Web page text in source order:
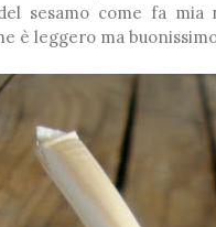
sesamo come fa
è leggero ma